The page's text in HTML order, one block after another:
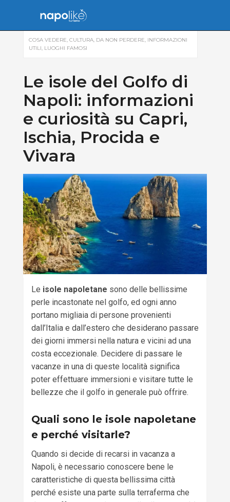
COSA VEDERE, CULTURA, DA NON PERDERE, INFORMAZIONI
UTILI, LUOGHI FAMOSI
Le isole del Golfo di
Napoli: informazioni
e curiosità su Capri,
Ischia, Procida e
Vivara
Le isole napoletane sono delle bellissime
perle incastonate nel golfo, ed ogni anno
portano migliaia di persone provenienti
dall’Italia e dall’estero che desiderano passare
dei giorni immersi nella natura e vicini ad una
costa eccezionale. Decidere di passare le
vacanze in una di queste località significa
poter effettuare immersioni e visitare tutte le
bellezze che il golfo in generale può offrire.
Quali sono le isole napoletane
e perché visitarle?
Quando si decide di recarsi in vacanza a
Napoli, è necessario conoscere bene le
caratteristiche di questa bellissima città
perché esiste una parte sulla terraferma che